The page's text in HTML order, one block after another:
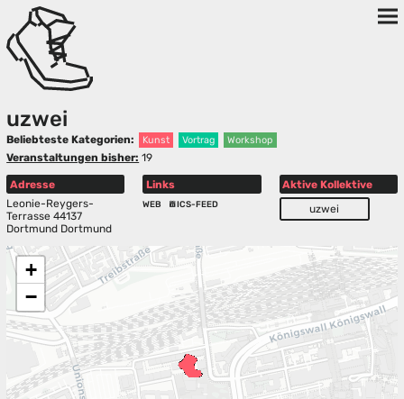
uzwei
Beliebteste Kategorien: Kunst Vortrag Workshop
Veranstaltungen bisher: 19
Adresse
Leonie-Reygers-
Terrasse 44137
Dortmund Dortmund
Links
WEB ICS-FEED
Aktive Kollektive
uzwei
+
−